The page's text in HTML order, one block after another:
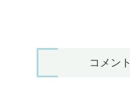
コメン